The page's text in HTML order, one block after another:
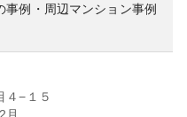
例・周辺マンション事例
４−１５